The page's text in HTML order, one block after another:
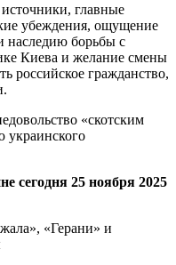
главные
убеждения, ощущение
наследию борьбы с
Киева и желание смены
российское гражданство,
«скотским
украинского
сегодня 25 ноября 2025